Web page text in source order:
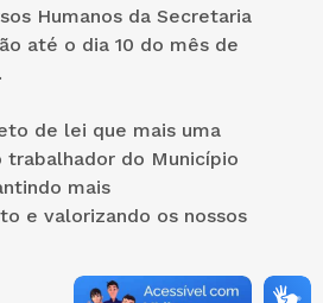
Humanos da Secretaria
até o dia 10 do mês de
de lei que mais uma
do Município
mais
e valorizando os nossos